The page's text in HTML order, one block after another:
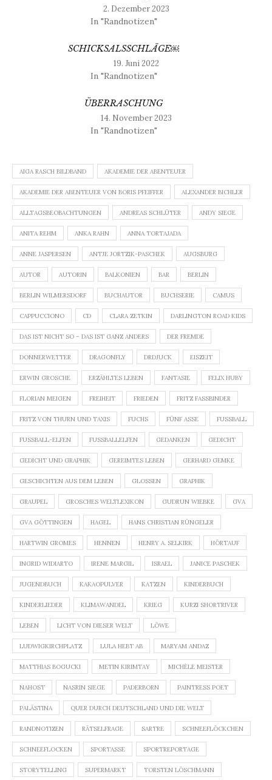
2. Dezember 2023
In "Randnotizen"
SCHICKSALSSCHLÄGE￼
19. Juni 2022
In "Randnotizen"
ÜBERRASCHUNG
14. November 2023
In "Randnotizen"
AIGA RASCH BILDBAND AKADEMIE DER ABENTEUER
AKADEMIE DER ABENTEUER VON BORIS PFEIFFER ALEXANDER BICHLER
ALLTAGSBEOBACHTUNGEN ANDREAS SCHLÜTER ANDY SIEGE
ANITA REHM ANKA RAHN ANNA TORTAJADA
ANNE JASPERSEN ANTJE JORTZIK-PASCHEK AUGSBURG
AUTOR AUTORIN BALKONIEN BAR BERLIN
BERLIN WILMERSDORF BUCHAUTOR BUCHSERIE CAMUS
CAPPUCCIONO CD CLARA ZETKIN DARLINGTON ROAD KIDS
DAS IST NICHT SO – DAS IST GANZ ANDERS DER FREMDE
DONNERWETTER DRAGONFLY DRDJUCK EISZEIT
ERWIN GROSCHE ERZÄHLTES LEBEN FANTASIE FELIX HUBY
FLORIAN MEIGEN FREIHEIT FRIEDEN FRITZ FASSBINDER
FRITZ VON THURN UND TAXIS FUCHS FÜNF ASSE FUSSBALL
FUSSBALL-ELFEN FUSSBALLELFEN GEDANKEN GEDICHT
GEDICHT UND GRAPHIK GEREIMTES LEBEN GERHARD GEMKE
GESCHICHTEN AUS DEM LEBEN GLOSSEN GRAPHIK
GRAUPEL GROSCHES WELTLEXIKON GUDRUN WIEBKE GVA
GVA GÖTTINGEN HAGEL HANS CHRISTIAN RÜNGELER
HARTWIN GROMES HENNEN HENRY A. SELKIRK HÖRTAUF
INGRID WIDIARTO IRENE MARGIL ISRAEL JANICE PASCHEK
JUGENDBUCH KAKAOPULVER KATZEN KINDERBUCH
KINDERLIEDER KLIMAWANDEL KRIEG KURZI SHORTRIVER
LEBEN LICHT VON DIESER WELT LÖWE
LUDWIGKIRCHPLATZ LULA HEBT AB MARYAM ANDAZ
MATTHIAS BOGUCKI METIN KIRIMTAY MICHÈLE MEISTER
NAHOST NASRIN SIEGE PADERBORN PAINTRESS POET
PALÄSTINA QUER DURCH DEUTSCHLAND UND DIE WELT
RANDNOTIZEN RÄTSELFRAGE SARTRE SCHNEEFLÖCKCHEN
SCHNEEFLOCKEN SPORTASSE SPORTREPORTAGE
STORYTELLING SUPERMARKT TORSTEN LÖSCHMANN